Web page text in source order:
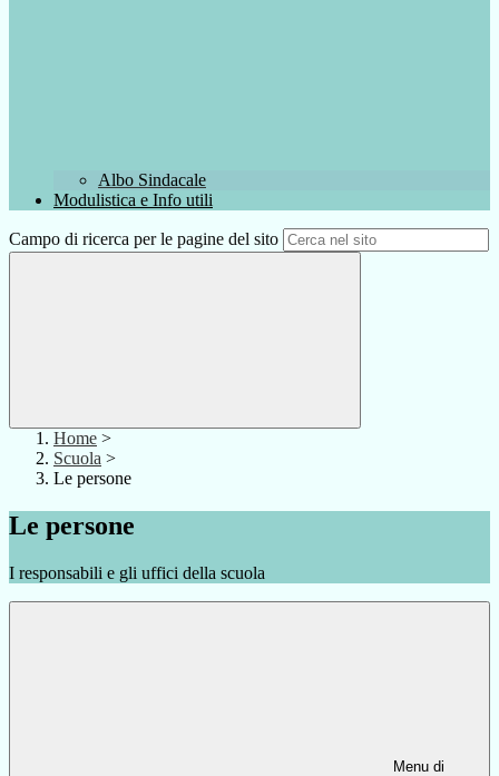
Albo Sindacale
Modulistica e Info utili
Campo di ricerca per le pagine del sito
Home >
Scuola >
Le persone
Le persone
I responsabili e gli uffici della scuola
Menu di